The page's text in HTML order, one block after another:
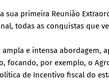
primeira Reunião
todas as conquistas que
e intensa abordagem,
focando, por exemplo, o
de Incentivo fiscal do